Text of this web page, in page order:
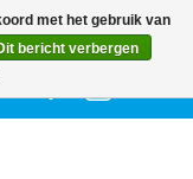
& accessoires |
gratis parkeren
Verlanglijst
met het gebruik van
bericht verbergen